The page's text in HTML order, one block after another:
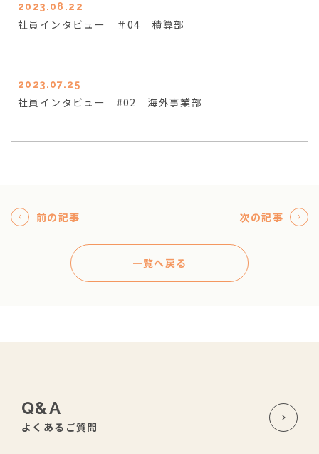
2023.08.22
社員インタビュー ＃04 積算部
2023.07.25
社員インタビュー #02 海外事業部
前の記事 次の記事
一覧へ戻る
Q&A
よくあるご質問